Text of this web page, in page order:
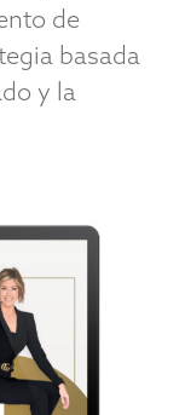
de
basada
y la